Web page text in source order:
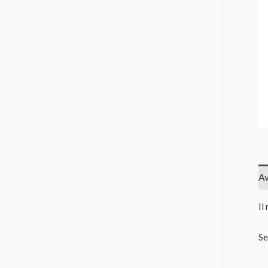
Il